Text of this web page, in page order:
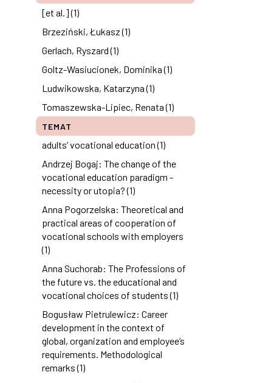
[et al.] (1)
Brzeziński, Łukasz (1)
Gerlach, Ryszard (1)
Goltz-Wasiucionek, Dominika (1)
Ludwikowska, Katarzyna (1)
Tomaszewska-Lipiec, Renata (1)
TEMAT
adults’ vocational education (1)
Andrzej Bogaj: The change of the
vocational education paradigm -
necessity or utopia? (1)
Anna Pogorzelska: Theoretical and
practical areas of cooperation of
vocational schools with employers
(1)
Anna Suchorab: The Professions of
the future vs. the educational and
vocational choices of students (1)
Bogusław Pietrulewicz: Career
development in the context of
global, organization and employee’s
requirements. Methodological
remarks (1)